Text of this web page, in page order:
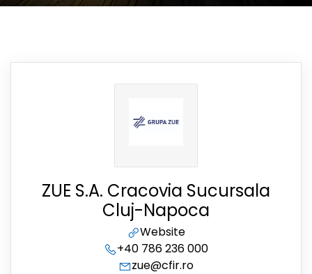
ZUE S.A. Cracovia Sucursala
Cluj-Napoca
Website
+40 786 236 000
zue@cfir.ro